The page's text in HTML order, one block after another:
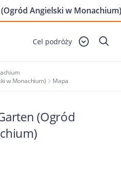
Cel podróży
w Monachium)
Mapa
Angielski w Monachium)
(Ogród